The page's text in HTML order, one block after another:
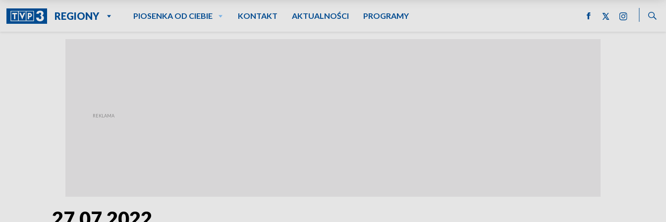
REGIONY PIOSENKA OD CIEBIE KONTAKT AKTUALNOŚCI PROGRAMY